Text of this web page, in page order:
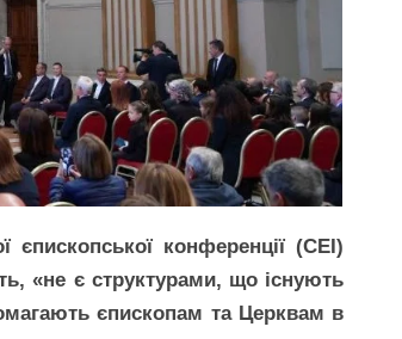
єпископської конференції (CEI)
«не є структурами, що існують
єпископам та Церквам в